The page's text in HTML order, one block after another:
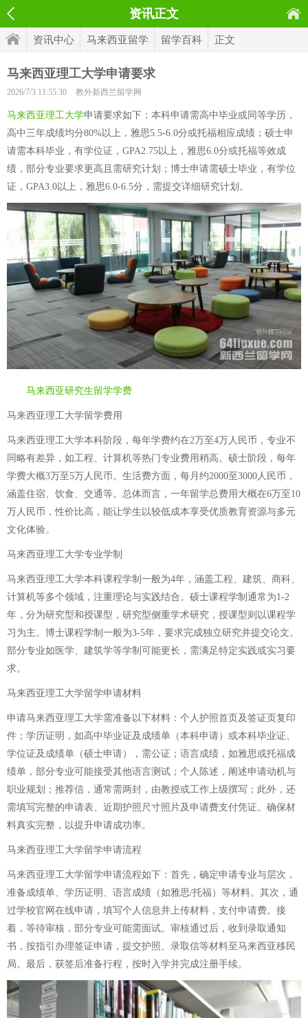
资讯正文
资讯中心 马来西亚留学 留学百科 正文
马来西亚理工大学申请要求
2026/7/3 11:55:30 教外新西兰留学网
马来西亚理工大学申请要求如下：本科申请需高中毕业或同等学历，
高中三年成绩均分80%以上，雅思5.5-6.0分或托福相应成绩；硕士申
请需本科毕业，有学位证，GPA2.75以上，雅思6.0分或托福等效成
绩，部分专业要求更高且需研究计划；博士申请需硕士毕业，有学位
证，GPA3.0以上，雅思6.0-6.5分，需提交详细研究计划。
马来西亚研究生留学学费
马来西亚理工大学留学费用
马来西亚理工大学本科阶段，每年学费约在2万至4万人民币，专业不
同略有差异，如工程、计算机等热门专业费用稍高。硕士阶段，每年
学费大概3万至5万人民币。生活费方面，每月约2000至3000人民币，
涵盖住宿、饮食、交通等。总体而言，一年留学总费用大概在6万至10
万人民币，性价比高，能让学生以较低成本享受优质教育资源与多元
文化体验。
马来西亚理工大学专业学制
马来西亚理工大学本科课程学制一般为4年，涵盖工程、建筑、商科、
计算机等多个领域，注重理论与实践结合。硕士课程学制通常为1-2
年，分为研究型和授课型，研究型侧重学术研究，授课型则以课程学
习为主。博士课程学制一般为3-5年，要求完成独立研究并提交论文。
部分专业如医学、建筑学等学制可能更长，需满足特定实践或实习要
求。
马来西亚理工大学留学申请材料
申请马来西亚理工大学需准备以下材料：个人护照首页及签证页复印
件；学历证明，如高中毕业证及成绩单（本科申请）或本科毕业证、
学位证及成绩单（硕士申请），需公证；语言成绩，如雅思或托福成
绩单，部分专业可能接受其他语言测试；个人陈述，阐述申请动机与
职业规划；推荐信，通常需两封，由教授或工作上级撰写；此外，还
需填写完整的申请表、近期护照尺寸照片及申请费支付凭证。确保材
料真实完整，以提升申请成功率。
马来西亚理工大学留学申请流程
马来西亚理工大学留学申请流程如下：首先，确定申请专业与层次，
准备成绩单、学历证明、语言成绩（如雅思/托福）等材料。其次，通
过学校官网在线申请，填写个人信息并上传材料，支付申请费。接
着，等待审核，部分专业可能需面试。审核通过后，收到录取通知
书，按指引办理签证申请，提交护照、录取信等材料至马来西亚移民
局。最后，获签后准备行程，按时入学并完成注册手续。